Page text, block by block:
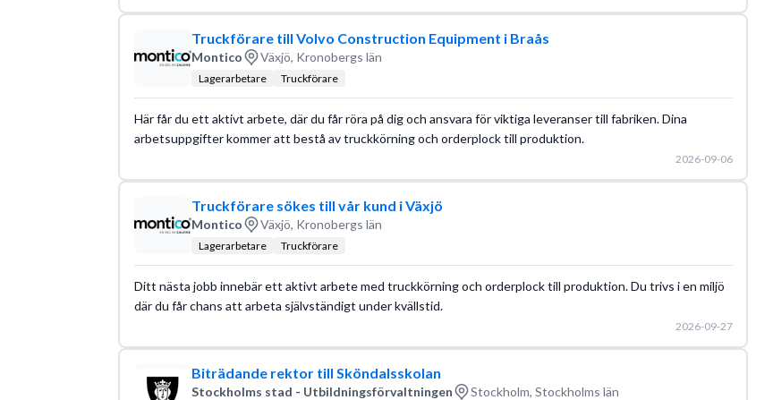
Truckförare till Volvo Construction Equipment i Braås
Montico Växjö, Kronobergs län
Lagerarbetare Truckförare
Här får du ett aktivt arbete, där du får röra på dig och ansvara för viktiga leveranser till fabriken. Dina
arbetsuppgifter kommer att bestå av truckkörning och orderplock till produktion.
2026-09-06
Truckförare sökes till vår kund i Växjö
Montico Växjö, Kronobergs län
Lagerarbetare Truckförare
Ditt nästa jobb innebär ett aktivt arbete med truckkörning och orderplock till produktion. Du trivs i en miljö
där du får chans att arbeta självständigt under kvällstid.
2026-09-27
Biträdande rektor till Sköndalsskolan
Stockholms stad - Utbildningsförvaltningen Stockholm, Stockholms län